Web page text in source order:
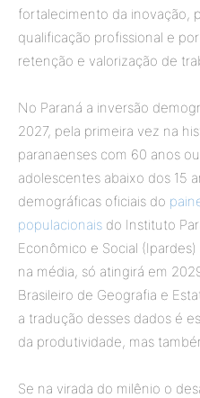
fortalecimento da inovação,
qualificação profissional e
retenção e valorização de
No Paraná a inversão
2027, pela primeira vez na
paranaenses com 60 anos
adolescentes abaixo dos 15
demográficas oficiais do
populacionais do Instituto
Econômico e Social
na média, só atingirá em
Brasileiro de Geografia e
a tradução desses dados é
da produtividade, mas
Se na virada do milênio o